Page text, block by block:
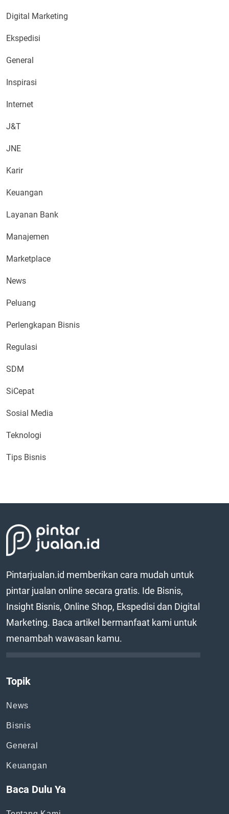
Digital Marketing
Ekspedisi
General
Inspirasi
Internet
J&T
JNE
Karir
Keuangan
Layanan Bank
Manajemen
Marketplace
News
Peluang
Perlengkapan Bisnis
Regulasi
SDM
SiCepat
Sosial Media
Teknologi
Tips Bisnis
Pintarjualan.id memberikan cara mudah untuk
pintar jualan online secara gratis. Ide Bisnis,
Insight Bisnis, Online Shop, Ekspedisi dan Digital
Marketing. Baca artikel bermanfaat kami untuk
menambah wawasan kamu.